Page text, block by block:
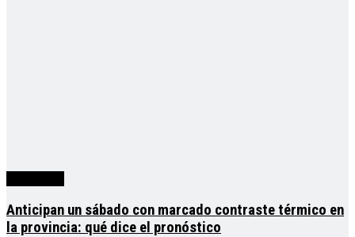
Anticipan un sábado con marcado contraste térmico en
la provincia: qué dice el pronóstico